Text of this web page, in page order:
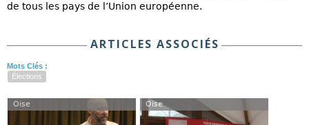
de tous les pays de l’Union européenne.
ARTICLES ASSOCIÉS
Mots Clés :
Élections
Oise Oise